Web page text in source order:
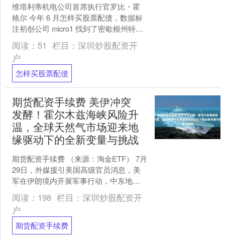
维塔利蒂机电公司首席执行官罗比・霍
格尔 今年 6 月怎样买股票配债，数据标
注初创公司 micro1 找到了密歇根州特洛
伊市一家暖通空调（供暖、通风与空
调）企业的....
阅读： 51 栏目： 深圳炒股配资开
户
怎样买股票配债
期货配资手续费 美伊冲突
发酵！霍尔木兹海峡风险升
温，全球天然气市场迎来地
缘驱动下的全新变量与挑战
期货配资手续费 （来源：淘金ETF） 7月
29日，外媒援引美国高级官员消息，美
军在伊朗境内开展军事行动，中东地缘
冲突再度急剧升温，霍尔木兹海峡这条
全球能源关键通....
阅读： 198 栏目： 深圳炒股配资开
户
期货配资手续费